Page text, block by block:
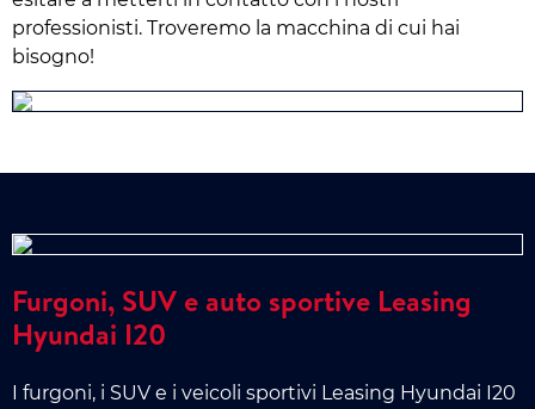
professionisti. Troveremo la macchina di cui hai
bisogno!
Furgoni, SUV e auto sportive Leasing
Hyundai I20
I furgoni, i SUV e i veicoli sportivi Leasing Hyundai I20